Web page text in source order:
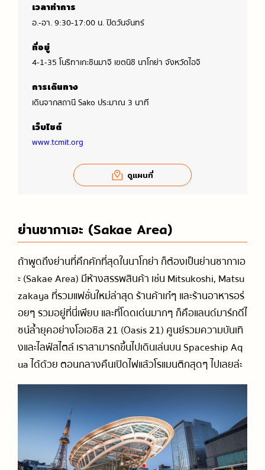
เวลาทำการ
อ.-อา. 9:30-17:00 น. ปิดวันจันทร์
ที่อยู่
4-1-35 โนริทาเกะชินมาจิ เขตนิชิ นาโกย่า จังหวัดไอจิ
การเดินทาง
เดินจากสถานี Sako ประมาณ 3 นาที
เว็บไซต์
www.tcmit.org
ดูแผนที่
ย่านซากาเอะ (Sakae Area)
ถ้าพูดถึงย่านที่คึกคักที่สุดในนาโกย่า ก็ต้องเป็นย่านซากาเอ
ะ (Sakae Area) มีห้างสรรพสินค้า เช่น Mitsukoshi, Matsu
zakaya ที่รวมแฟชั่นใหม่ล่าสุด ร้านค้าเก๋ๆ และร้านอาหารอร่
อยๆ รวมอยู่ที่นี่เพียบ และที่โดดเด่นมากๆ ก็คือแลนด์มาร์กดีไ
ซน์ล้ำยุคอย่างโอเอซิส 21 (Oasis 21) ศูนย์รวมความบันเทิ
งและไลฟ์สไตล์ เราสามารถขึ้นไปเดินเล่นบน Spaceship Aq
ua ได้ด้วย ตอนกลางคืนเปิดไฟแล้วโรแมนติกสุดๆ ไปเลยล่ะ